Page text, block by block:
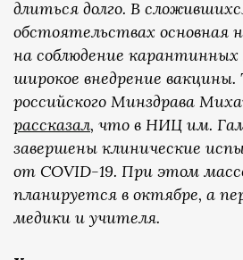
длиться долго. В
обстоятельствах основная
на соблюдение карантинных
широкое внедрение вакцины.
российского Минздрава
рассказал, что в НИЦ им.
завершены клинические
от COVID-19. При этом
планируется в октябре, а
медики и учителя.